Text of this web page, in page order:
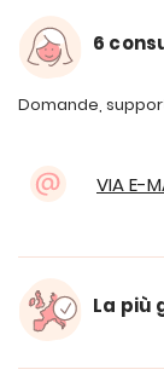
6
Domande,
VIA E-
La più